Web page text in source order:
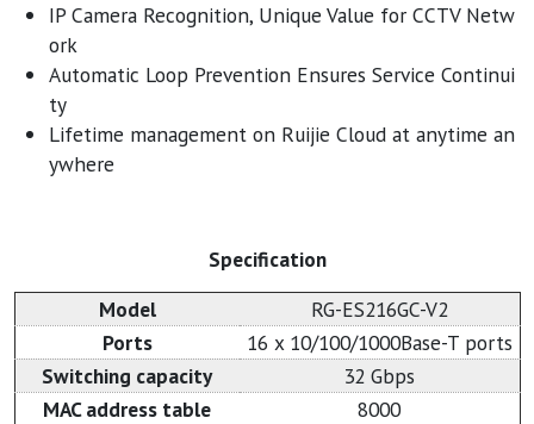
IP Camera Recognition, Unique Value for CCTV Netw
ork
Automatic Loop Prevention Ensures Service Continui
ty
Lifetime management on Ruijie Cloud at anytime an
ywhere
Specification
Model
RG-ES216GC-V2
Ports
16 x 10/100/1000Base-T ports
Switching capacity
32 Gbps
MAC address table
8000